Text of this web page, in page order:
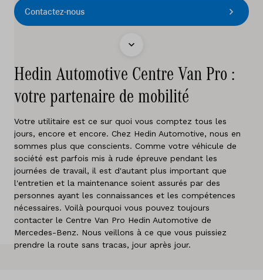
Vergelijken
Marques
Services
A propos de nous
Pays
Belgique
Contactez-nous
Hedin Automotive Centre Van Pro :
votre partenaire de mobilité
Votre utilitaire est ce sur quoi vous comptez tous les
jours, encore et encore. Chez Hedin Automotive, nous en
sommes plus que conscients. Comme votre véhicule de
société est parfois mis à rude épreuve pendant les
journées de travail, il est d'autant plus important que
l'entretien et la maintenance soient assurés par des
personnes ayant les connaissances et les compétences
nécessaires. Voilà pourquoi vous pouvez toujours
contacter le Centre Van Pro Hedin Automotive de
Mercedes-Benz. Nous veillons à ce que vous puissiez
prendre la route sans tracas, jour après jour.